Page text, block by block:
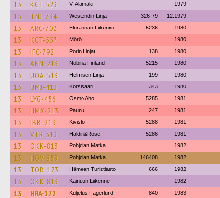
13 KCT-523 V. Alamäki 1979
13 TNJ-734 Westendin Linja 326-79 12.1979
13 ARC-702 Elorannan Liikenne 5236 1980
13 KCT-557 Mörö 1980
13 IFC-792 Porin Linjat 138 1980
13 ANN-213 Nobina Finland 5215 1980
13 UOA-513 Helmisen Linja 199 1980
13 UMJ-413 Korsisaari 343 1980
13 LYG-456 Osmo Aho 5285 1981
13 HMX-213 Paunu 247 1981
13 IBB-213 Kivistö 5288 1981
13 VTR-313 Haldin&Rose 5286 1981
13 OKK-813 Pohjolan Matka 1982
13 HOV-859 Pohjolan Matka 146408 1982
13 TOB-173 Hämeen Turistiauto 666 1982
13 OKK-813 Kainuun Liikenne 1982
13 HRA-172 Kuljetus Fagerlund 840 1983